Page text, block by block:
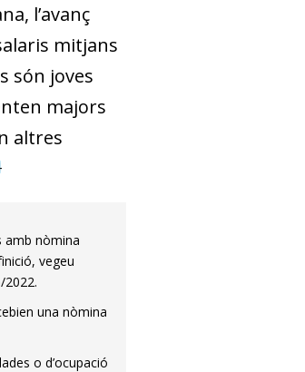
l’avanç
mitjans
són joves
majors
altres
amb nòmina
vegeu
2022.
una nòmina
o d’ocupació